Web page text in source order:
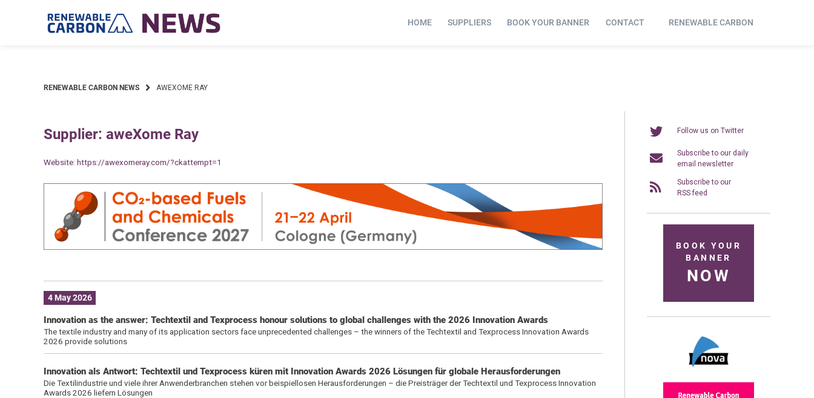
HOME SUPPLIERS BOOK YOUR BANNER CONTACT RENEWABLE CARBON
RENEWABLE CARBON NEWS AWEXOME RAY
Supplier: aweXome Ray
Website: https://awexomeray.com/?ckattempt=1
4 May 2026
Innovation as the answer: Techtextil and Texprocess honour solutions to global challenges with the 2026 Innovation Awards
The textile industry and many of its application sectors face unprecedented challenges – the winners of the Techtextil and Texprocess Innovation Awards
2026 provide solutions
Innovation als Antwort: Techtextil und Texprocess küren mit Innovation Awards 2026 Lösungen für globale Herausforderungen
Die Textilindustrie und viele ihrer Anwenderbranchen stehen vor beispiellosen Herausforderungen – die Preisträger der Techtextil und Texprocess Innovation
Awards 2026 liefern Lösungen
Follow us on Twitter
Subscribe to our daily
email newsletter
Subscribe to our
RSS feed
BOOK YOUR
BANNER
NOW